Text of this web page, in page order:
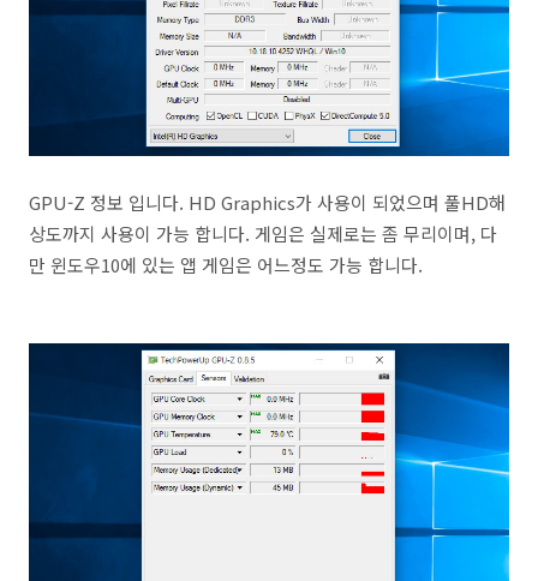
GPU-Z 정보 입니다. HD Graphics가 사용이 되었으며 풀HD해
상도까지 사용이 가능 합니다. 게임은 실제로는 좀 무리이며, 다
만 윈도우10에 있는 앱 게임은 어느정도 가능 합니다.